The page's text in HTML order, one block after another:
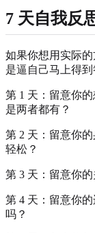
7 天自我反
如果你想用实际
是逼自己马上得到
第 1 天：留意你
是两者都有？
第 2 天：留意你
轻松？
第 3 天：留意你
第 4 天：留意你
吗？